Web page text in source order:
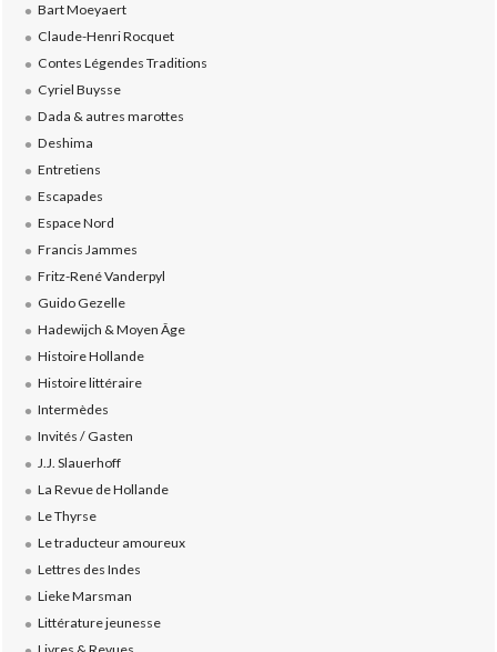
Bart Moeyaert
Claude-Henri Rocquet
Contes Légendes Traditions
Cyriel Buysse
Dada & autres marottes
Deshima
Entretiens
Escapades
Espace Nord
Francis Jammes
Fritz-René Vanderpyl
Guido Gezelle
Hadewijch & Moyen Âge
Histoire Hollande
Histoire littéraire
Intermèdes
Invités / Gasten
J.J. Slauerhoff
La Revue de Hollande
Le Thyrse
Le traducteur amoureux
Lettres des Indes
Lieke Marsman
Littérature jeunesse